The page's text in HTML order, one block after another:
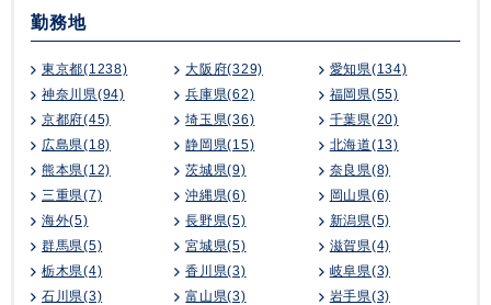
勤務地
東京都(1238) 大阪府(329)
愛知県(134)
神奈川県(94)
兵庫県(62)
福岡県(55)
京都府(45)
埼玉県(36)
千葉県(20)
広島県(18)
静岡県(15)
北海道(13)
熊本県(12)
茨城県(9)
奈良県(8)
三重県(7)
沖縄県(6)
岡山県(6)
海外(5)
長野県(5)
新潟県(5)
群馬県(5)
宮城県(5)
滋賀県(4)
栃木県(4)
香川県(3)
岐阜県(3)
石川県(3)
富山県(3)
岩手県(3)